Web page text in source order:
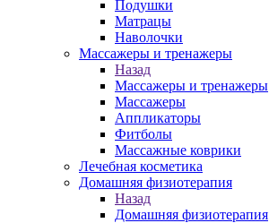
Подушки
Матрацы
Наволочки
Массажеры и тренажеры
Назад
Массажеры и тренажеры
Массажеры
Аппликаторы
Фитболы
Массажные коврики
Лечебная косметика
Домашняя физиотерапия
Назад
Домашняя физиотерапия